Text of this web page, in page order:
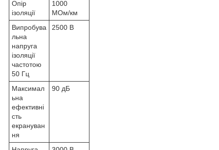
Опір
ізоляції
1000
МОм/км
Випробува
льна
напруга
ізоляції
частотою
50 Гц
2500 В
Максимал
ьна
ефективні
сть
екрануван
ня
90 дБ